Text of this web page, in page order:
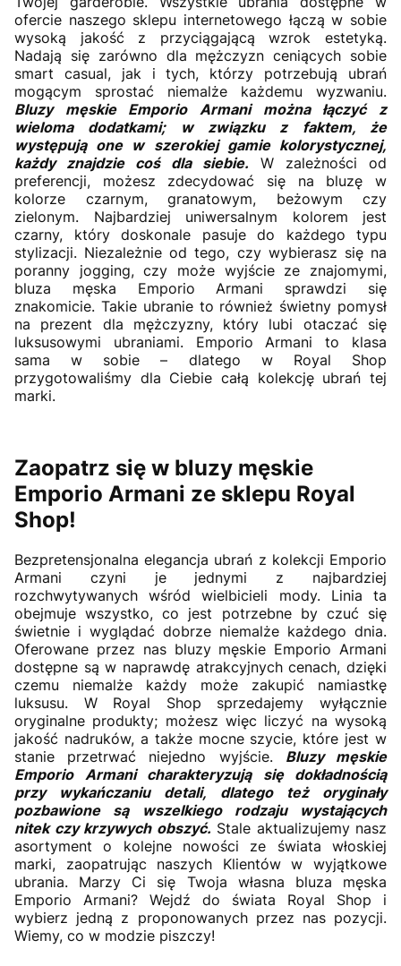
ofercie naszego sklepu internetowego łączą w sobie
wysoką jakość z przyciągającą wzrok estetyką.
Nadają się zarówno dla mężczyzn ceniących sobie
smart casual, jak i tych, którzy potrzebują ubrań
mogącym sprostać niemalże każdemu wyzwaniu.
Bluzy męskie Emporio Armani można łączyć z
wieloma dodatkami; w związku z faktem, że
występują one w szerokiej gamie kolorystycznej,
każdy znajdzie coś dla siebie. W zależności od
preferencji, możesz zdecydować się na bluzę w
kolorze czarnym, granatowym, beżowym czy
zielonym. Najbardziej uniwersalnym kolorem jest
czarny, który doskonale pasuje do każdego typu
stylizacji. Niezależnie od tego, czy wybierasz się na
poranny jogging, czy może wyjście ze znajomymi,
bluza męska Emporio Armani sprawdzi się
znakomicie. Takie ubranie to również świetny pomysł
na prezent dla mężczyzny, który lubi otaczać się
luksusowymi ubraniami. Emporio Armani to klasa
sama w sobie – dlatego w Royal Shop
przygotowaliśmy dla Ciebie całą kolekcję ubrań tej
marki.
Zaopatrz się w bluzy męskie
Emporio Armani ze sklepu Royal
Shop!
Bezpretensjonalna elegancja ubrań z kolekcji Emporio
Armani czyni je jednymi z najbardziej
rozchwytywanych wśród wielbicieli mody. Linia ta
obejmuje wszystko, co jest potrzebne by czuć się
świetnie i wyglądać dobrze niemalże każdego dnia.
Oferowane przez nas bluzy męskie Emporio Armani
dostępne są w naprawdę atrakcyjnych cenach, dzięki
czemu niemalże każdy może zakupić namiastkę
luksusu. W Royal Shop sprzedajemy wyłącznie
oryginalne produkty; możesz więc liczyć na wysoką
jakość nadruków, a także mocne szycie, które jest w
stanie przetrwać niejedno wyjście. Bluzy męskie
Emporio Armani charakteryzują się dokładnością
przy wykańczaniu detali, dlatego też oryginały
pozbawione są wszelkiego rodzaju wystających
nitek czy krzywych obszyć. Stale aktualizujemy nasz
asortyment o kolejne nowości ze świata włoskiej
marki, zaopatrując naszych Klientów w wyjątkowe
ubrania. Marzy Ci się Twoja własna bluza męska
Emporio Armani? Wejdź do świata Royal Shop i
wybierz jedną z proponowanych przez nas pozycji.
Wiemy, co w modzie piszczy!